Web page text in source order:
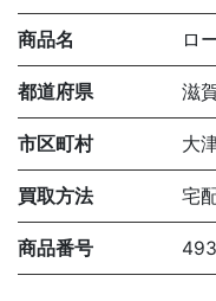
商品名 ロ
都道府県 滋
市区町村 大
買取方法 宅
商品番号